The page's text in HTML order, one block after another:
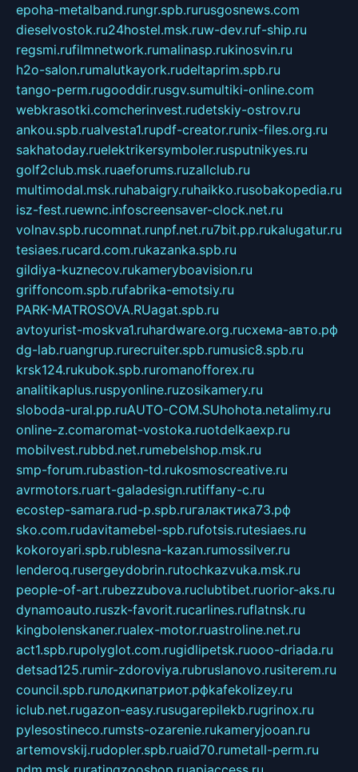
epoha-metalband.rungr.spb.rurusgosnews.com
dieselvostok.ru24hostel.msk.ruw-dev.ruf-ship.ru
regsmi.rufilmnetwork.rumalinasp.rukinosvin.ru
h2o-salon.rumalutkayork.rudeltaprim.spb.ru
tango-perm.rugooddir.rusgv.sumultiki-online.com
webkrasotki.comcherinvest.rudetskiy-ostrov.ru
ankou.spb.rualvesta1.rupdf-creator.runix-files.org.ru
sakhatoday.ruelektrikersymboler.rusputnikyes.ru
golf2club.msk.ruaeforums.ruzallclub.ru
multimodal.msk.ruhabaigry.ruhaikko.rusobakopedia.ru
isz-fest.ruewnc.infoscreensaver-clock.net.ru
volnav.spb.rucomnat.runpf.net.ru7bit.pp.rukalugatur.ru
tesiaes.rucard.com.rukazanka.spb.ru
gildiya-kuznecov.rukameryboavision.ru
griffoncom.spb.rufabrika-emotsiy.ru
PARK-MATROSOVA.RUagat.spb.ru
avtoyurist-moskva1.ruhardware.org.ruсхема-авто.рф
dg-lab.ruangrup.rurecruiter.spb.rumusic8.spb.ru
krsk124.rukubok.spb.ruromanofforex.ru
analitikaplus.ruspyonline.ruzosikamery.ru
sloboda-ural.pp.ruAUTO-COM.SUhohota.netalimy.ru
online-z.comaromat-vostoka.ruotdelkaexp.ru
mobilvest.rubbd.net.rumebelshop.msk.ru
smp-forum.rubastion-td.rukosmoscreative.ru
avrmotors.ruart-galadesign.rutiffany-c.ru
ecostep-samara.rud-p.spb.ruгалактика73.рф
sko.com.rudavitamebel-spb.rufotsis.rutesiaes.ru
kokoroyari.spb.rublesna-kazan.rumossilver.ru
lenderoq.rusergeydobrin.rutochkazvuka.msk.ru
people-of-art.rubezzubova.ruclubtibet.ruorior-aks.ru
dynamoauto.ruszk-favorit.rucarlines.ruflatnsk.ru
kingbolenskaner.rualex-motor.ruastroline.net.ru
act1.spb.rupolyglot.com.rugidlipetsk.ruooo-driada.ru
detsad125.rumir-zdoroviya.rubruslanovo.rusiterem.ru
council.spb.ruлодкипатриот.рфkafekolizey.ru
iclub.net.rugazon-easy.rusugarepilekb.rugrinox.ru
pylesostineco.rumsts-ozarenie.rukameryjooan.ru
artemovskij.rudopler.spb.ruaid70.rumetall-perm.ru